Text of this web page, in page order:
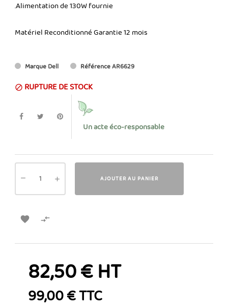
.Alimentation de 130W fournie
Matériel Reconditionné Garantie 12 mois
Marque Dell RéférenceAR6629
 RUPTURE DE STOCK
Un acte éco-responsable
AJOUTER AU PANIER
 
82,50 € HT
99,00 € TTC